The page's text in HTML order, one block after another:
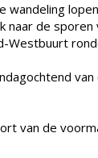
wandeling
naar de sporen
Westbuurt
van de